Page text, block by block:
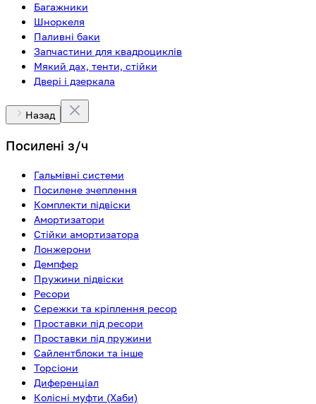
Багажники
Шноркеля
Паливні баки
Запчастини для квадроциклів
Мякий дах, тенти, стійки
Двері і дзеркала
Назад
Посилені з/ч
Гальмівні системи
Посилене зчеплення
Комплекти підвіски
Амортизатори
Стійки амортизатора
Лонжерони
Демпфер
Пружини підвіски
Ресори
Сережки та кріплення ресор
Проставки під ресори
Проставки під пружини
Сайлентблоки та інше
Торсіони
Диференціал
Колісні муфти (Хаби)